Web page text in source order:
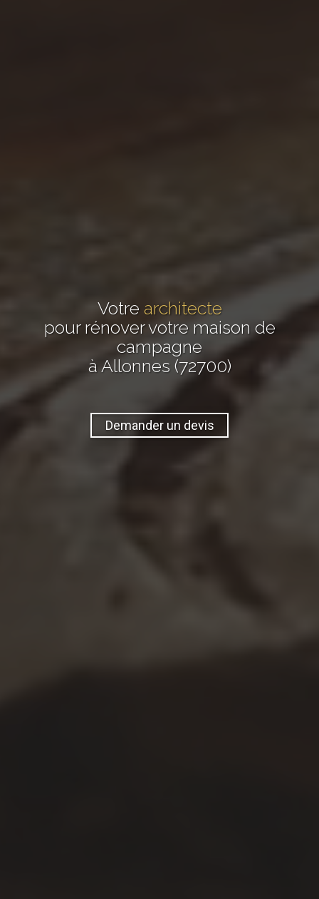
Votre architecte
pour rénover votre maison de
campagne
à Allonnes (72700)
Demander un devis